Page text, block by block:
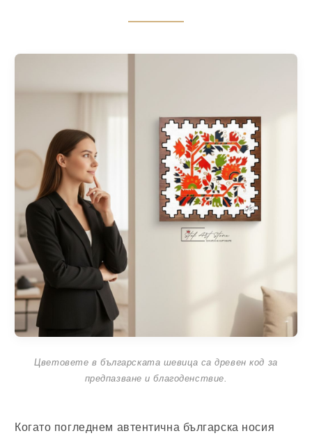
Цветовете в българската шевица са древен код за
предпазване и благоденствие.
Когато погледнем автентична българска носия